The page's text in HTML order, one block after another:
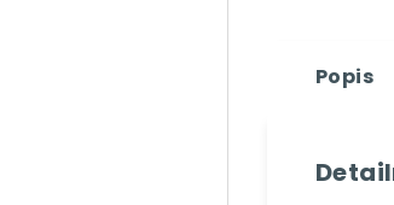
Popis